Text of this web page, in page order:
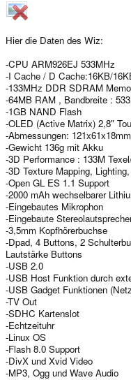
Hier die Daten des Wiz:
-CPU ARM926EJ 533MHz
-I Cache / D Cache:16KB/
-133MHz DDR SDRAM
-64MB RAM , Bandbreite :
-1GB NAND Flash
-OLED (Active Matrix) 2,8"
-Abmessungen: 121x61x18mm
-Gewicht 136g mit Akku
-3D Performance : 133M
-3D Texture Mapping,
-Open GL ES 1.1 Support
-2000 mAh wechselbarer
-Eingebautes Mikrophon
-Eingebaute
-3,5mm Kopfhörerbuchse
-Dpad, 4 Buttons, 2
Lautstärke Buttons
-USB 2.0
-USB Host Funktion durch
-USB Gadget Funktionen
-TV Out
-SDHC Kartenslot
-Echtzeituhr
-Linux OS
-Flash 8.0 Support
-DivX und Xvid Video
-MP3, Ogg und Wave Audio